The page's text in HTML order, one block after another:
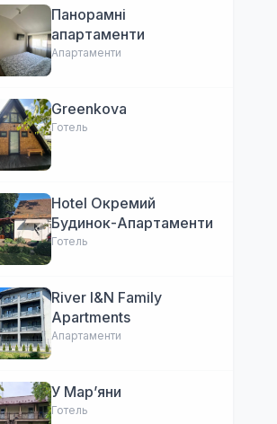
Панорамні
апартаменти
Апартаменти
Greenkova
Готель
Hotel Окремий
Будинок-Апартаменти
Готель
River I&N Family
Apartments
Апартаменти
У Марʼяни
Готель